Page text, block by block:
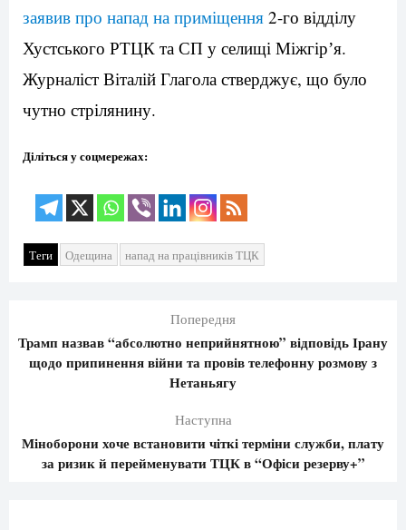
заявив про напад на приміщення 2-го відділу
Хустського РТЦК та СП у селищі Міжгірʼя.
Журналіст Віталій Глагола стверджує, що було
чутно стрілянину.
Діліться у соцмережах:
Теги Одещина напад на працівників ТЦК
Попередня
Трамп назвав “абсолютно неприйнятною” відповідь Ірану
щодо припинення війни та провів телефонну розмову з
Нетаньягу
Наступна
Міноборони хоче встановити чіткі терміни служби, плату
за ризик й перейменувати ТЦК в “Офіси резерву+”